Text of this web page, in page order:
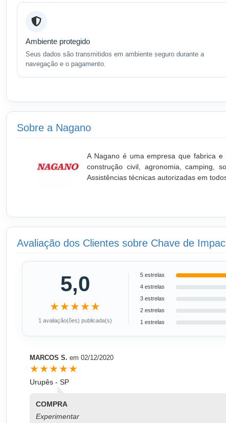
Ambiente protegido
Seus dados são transmitidos em ambiente seguro durante a
navegação e o pagamento.
Sobre a Nagano
A Nagano é uma empresa que fabrica
construção civil, agronomia, camping,
Assistências técnicas autorizadas em
Avaliação dos Clientes sobre Chave de
5,0
★★★★★
1 avaliação(ões) publicada(s)
5 estrelas
4 estrelas
3 estrelas
2 estrelas
1 estrelas
MARCOS S. em 02/12/2020
★★★★★
Urupês - SP
COMPRA
Experimentar